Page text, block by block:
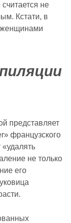
не
Кстати, в
женщинами
представляет
французского
не только
его